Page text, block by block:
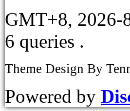
GMT+8, 2026-
6 queries .
Theme Design By
Powered by